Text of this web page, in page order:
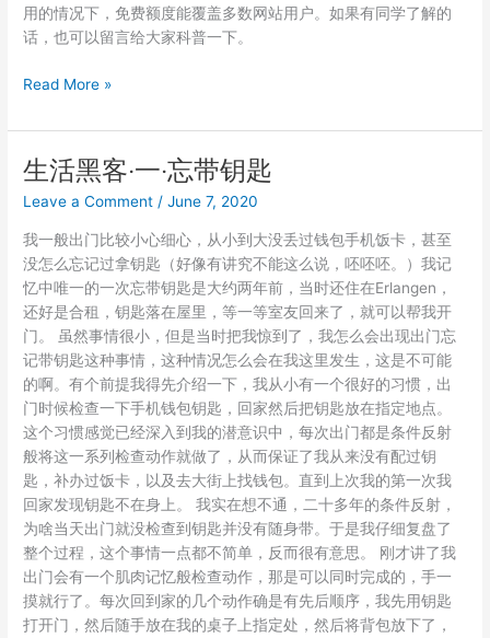
用的情况下，免费额度能覆盖多数网站用户。如果有同学了解的
话，也可以留言给大家科普一下。
Coding
自
定
义
域
不
能
任
性
使
用
了
Read More »
生活黑客‧一‧忘带钥匙
Leave a Comment /June 7, 2020
我一般出门比较小心细心，从小到大没丢过钱包手机饭卡，甚至
没怎么忘记过拿钥匙（好像有讲究不能这么说，呸呸呸。）我记
忆中唯一的一次忘带钥匙是大约两年前，当时还住在Erlangen，
还好是合租，钥匙落在屋里，等一等室友回来了，就可以帮我开
门。 虽然事情很小，但是当时把我惊到了，我怎么会出现出门忘
记带钥匙这种事情，这种情况怎么会在我这里发生，这是不可能
的啊。有个前提我得先介绍一下，我从小有一个很好的习惯，出
门时候检查一下手机钱包钥匙，回家然后把钥匙放在指定地点。
这个习惯感觉已经深入到我的潜意识中，每次出门都是条件反射
般将这一系列检查动作就做了，从而保证了我从来没有配过钥
匙，补办过饭卡，以及去大街上找钱包。直到上次我的第一次我
回家发现钥匙不在身上。 我实在想不通，二十多年的条件反射，
为啥当天出门就没检查到钥匙并没有随身带。于是我仔细复盘了
整个过程，这个事情一点都不简单，反而很有意思。 刚才讲了我
出门会有一个肌肉记忆般检查动作，那是可以同时完成的，手一
摸就行了。每次回到家的几个动作确是有先后顺序，我先用钥匙
打开门，然后随手放在我的桌子上指定处，然后将背包放下了，